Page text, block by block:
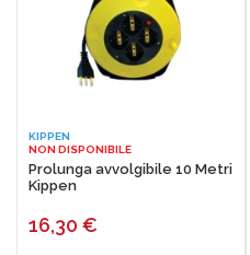
KIPPEN
NON DISPONIBILE
Prolunga avvolgibile 10 Metri
Kippen
16,30 €